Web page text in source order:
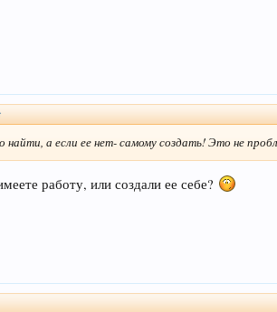
а если ее нет- самому создать! Это не
работу, или создали ее себе?